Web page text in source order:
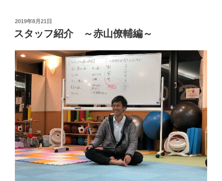
投
稿
日:
2019年8月21日
スタッフ紹介 ～赤山僚輔編～